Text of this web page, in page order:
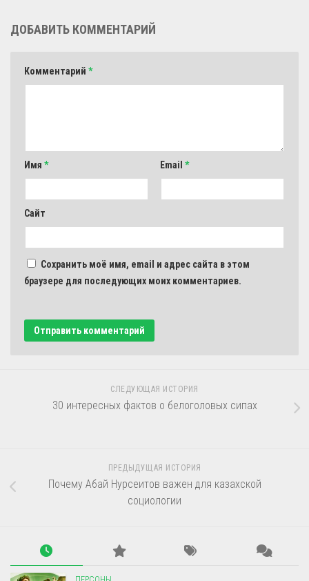
ДОБАВИТЬ КОММЕНТАРИЙ
Комментарий *
Имя * Email *
Сайт
Сохранить моё имя, email и адрес сайта в этом
браузере для последующих моих комментариев.
СЛЕДУЮЩАЯ ИСТОРИЯ
30 интересных фактов о белоголовых сипах
ПРЕДЫДУЩАЯ ИСТОРИЯ
Почему Абай Нурсеитов важен для казахской
социологии